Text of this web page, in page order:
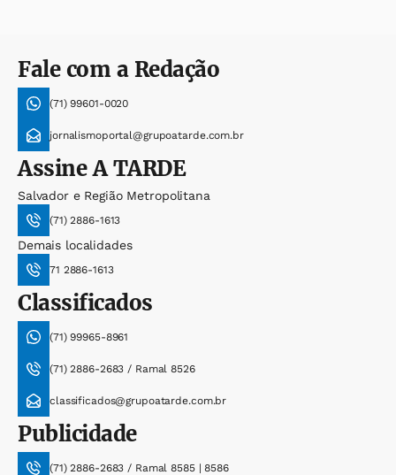
Fale com a Redação
(71) 99601-0020
jornalismoportal@grupoatarde.com.br
AssineA TARDE
Salvador e Região Metropolitana
(71) 2886-1613
Demais localidades
71 2886-1613
Classificados
(71) 99965-8961
(71) 2886-2683 / Ramal 8526
classificados@grupoatarde.com.br
Publicidade
(71) 2886-2683 / Ramal 8585 | 8586